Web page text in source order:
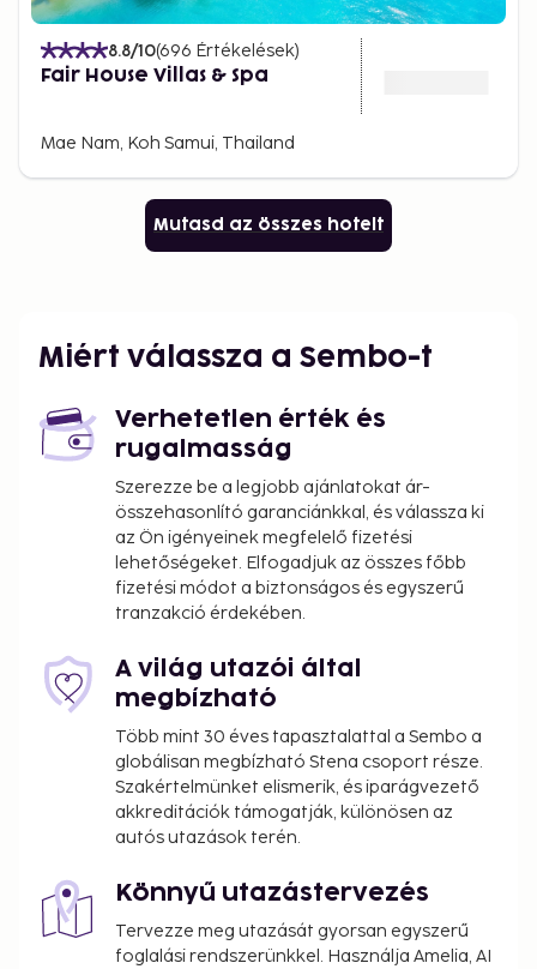
8.8/10(696 Értékelések)
Fair House Villas & Spa
Mae Nam, Koh Samui, Thailand
Mutasd az összes hotelt
Miért válassza a Sembo-t
Verhetetlen érték és
rugalmasság
Szerezze be a legjobb ajánlatokat ár-
összehasonlító garanciánkkal, és válassza ki
az Ön igényeinek megfelelő fizetési
lehetőségeket. Elfogadjuk az összes főbb
fizetési módot a biztonságos és egyszerű
tranzakció érdekében.
A világ utazói által
megbízható
Több mint 30 éves tapasztalattal a Sembo a
globálisan megbízható Stena csoport része.
Szakértelmünket elismerik, és iparágvezető
akkreditációk támogatják, különösen az
autós utazások terén.
Könnyű utazástervezés
Tervezze meg utazását gyorsan egyszerű
foglalási rendszerünkkel. Használja Amelia, AI